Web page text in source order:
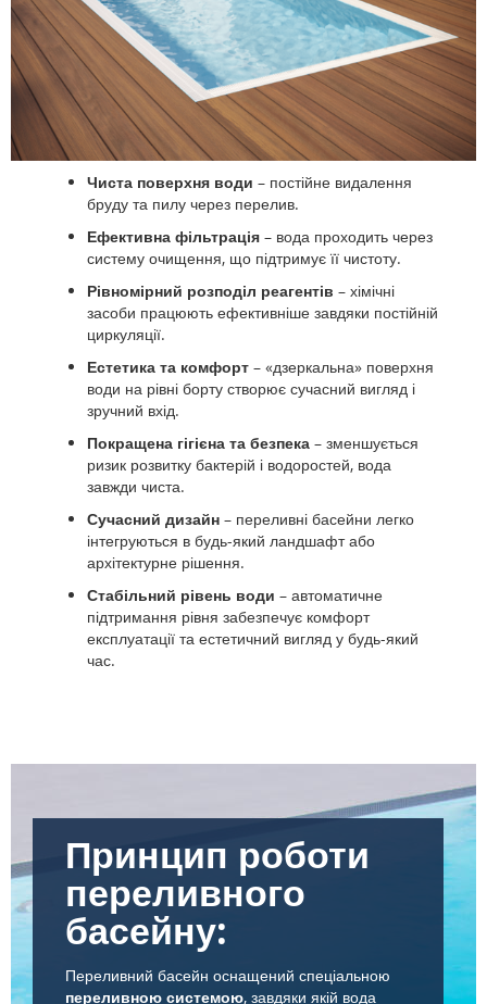
Чиста поверхня води – постійне видалення
бруду та пилу через перелив.
Ефективна фільтрація – вода проходить через
систему очищення, що підтримує її чистоту.
Рівномірний розподіл реагентів – хімічні
засоби працюють ефективніше завдяки постійній
циркуляції.
Естетика та комфорт – «дзеркальна» поверхня
води на рівні борту створює сучасний вигляд і
зручний вхід.
Покращена гігієна та безпека – зменшується
ризик розвитку бактерій і водоростей, вода
завжди чиста.
Сучасний дизайн – переливні басейни легко
інтегруються в будь-який ландшафт або
архітектурне рішення.
Стабільний рівень води – автоматичне
підтримання рівня забезпечує комфорт
експлуатації та естетичний вигляд у будь-який
час.
Принцип роботи
переливного
басейну:
Переливний басейн оснащений спеціальною
переливною системою, завдяки якій вода